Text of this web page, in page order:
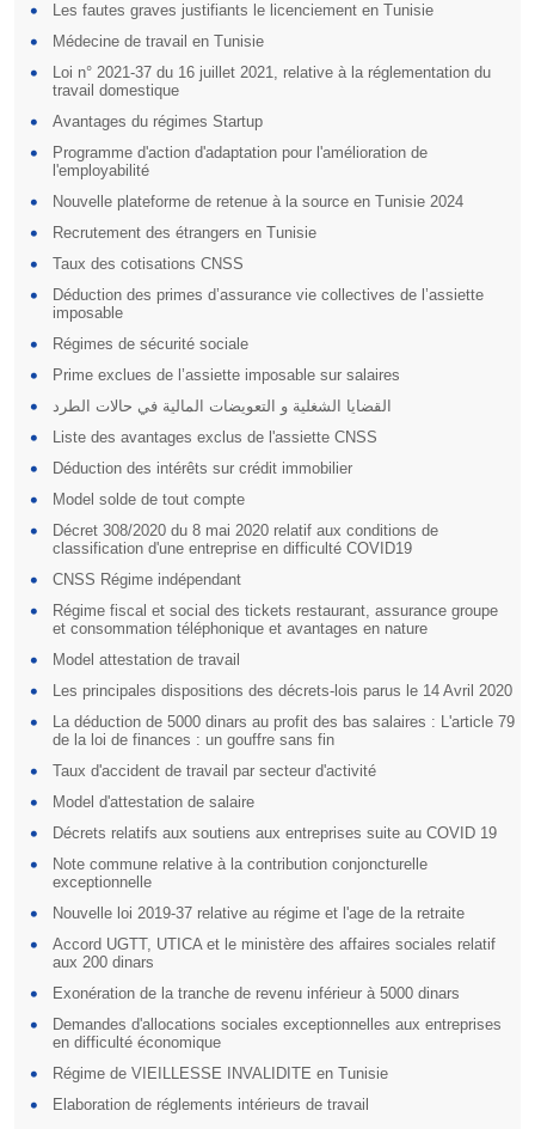
Les fautes graves justifiants le licenciement en Tunisie
Médecine de travail en Tunisie
Loi n° 2021-37 du 16 juillet 2021, relative à la réglementation du
travail domestique
Avantages du régimes Startup
Programme d'action d'adaptation pour l'amélioration de
l'employabilité
Nouvelle plateforme de retenue à la source en Tunisie 2024
Recrutement des étrangers en Tunisie
Taux des cotisations CNSS
Déduction des primes d’assurance vie collectives de l’assiette
imposable
Régimes de sécurité sociale
Prime exclues de l’assiette imposable sur salaires
القضايا الشغلية و التعويضات المالية في حالات الطرد
Liste des avantages exclus de l'assiette CNSS
Déduction des intérêts sur crédit immobilier
Model solde de tout compte
Décret 308/2020 du 8 mai 2020 relatif aux conditions de
classification d'une entreprise en difficulté COVID19
CNSS Régime indépendant
Régime fiscal et social des tickets restaurant, assurance groupe
et consommation téléphonique et avantages en nature
Model attestation de travail
Les principales dispositions des décrets-lois parus le 14 Avril 2020
La déduction de 5000 dinars au profit des bas salaires : L'article 79
de la loi de finances : un gouffre sans fin
Taux d'accident de travail par secteur d'activité
Model d'attestation de salaire
Décrets relatifs aux soutiens aux entreprises suite au COVID 19
Note commune relative à la contribution conjoncturelle
exceptionnelle
Nouvelle loi 2019-37 relative au régime et l'age de la retraite
Accord UGTT, UTICA et le ministère des affaires sociales relatif
aux 200 dinars
Exonération de la tranche de revenu inférieur à 5000 dinars
Demandes d'allocations sociales exceptionnelles aux entreprises
en difficulté économique
Régime de VIEILLESSE INVALIDITE en Tunisie
Elaboration de réglements intérieurs de travail